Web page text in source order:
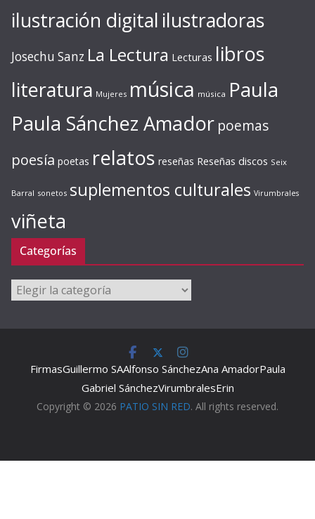
ilustración digital ilustradoras
Josechu Sanz La Lectura Lecturas libros
literatura Mujeres música música Paula
Paula Sánchez Amador poemas
poesía poetas relatos reseñas Reseñas discos Seix
Barral sonetos suplementos culturales Virumbrales
viñeta
Categorías
Categorías
FirmasGuillermo SAAlfonso SánchezAna AmadorPaula
Gabriel SánchezVirumbralesErin
Copyright © 2026 PATIO SIN RED. All rights reserved.